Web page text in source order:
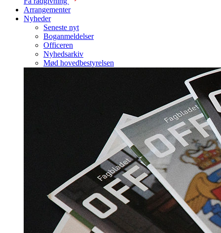
Arrangementer
Nyheder
Seneste nyt
Boganmeldelser
Officeren
Nyhedsarkiv
Mød hovedbestyrelsen